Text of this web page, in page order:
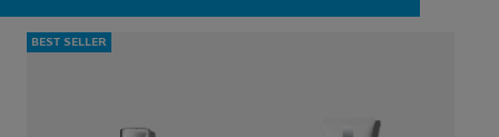
BEST SELLER